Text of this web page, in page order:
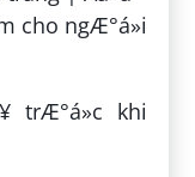
trÆ°á»c khi